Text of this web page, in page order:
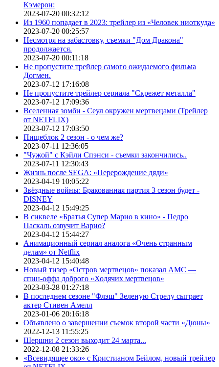
Кэмерон:
2023-07-20 00:32:12
Из 1960 попадает в 2023: трейлер из «Человек ниоткуда»
2023-07-20 00:25:57
Несмотря на забастовку, съемки "Дом Дракона"
продолжается.
2023-07-20 00:11:18
Не пропустите трейлер самого ожидаемого фильма
Догмен.
2023-07-12 17:16:08
Не пропустите трейлер сериала "Скрежет металла"
2023-07-12 17:09:36
Вселенная зомби - Сеул окружен мертвецами (Трейлер
от NETFLIX)
2023-07-12 17:03:50
Пищеблок 2 сезон - о чем же?
2023-07-11 12:36:05
"Чужой" с Кэйли Спэнси - съемки закончились..
2023-07-11 12:30:43
Жизнь после SEGA: «Перерождение дяди»
2023-04-19 10:05:22
Звёздные войны: Бракованная партия 3 сезон будет -
DISNEY
2023-04-12 15:49:25
В сиквеле «Братья Супер Марио в кино» - Педро
Паскаль озвучит Варио?
2023-04-12 15:44:27
Анимационный сериал аналога «Очень странным
делам» от Netflix
2023-04-12 15:40:48
Новый тизер «Остров мертвецов» показал АМС —
спин-оффа доброго «Ходячих мертвецов»
2023-03-28 01:27:18
В последнем сезоне "Флэш" Зеленую Стрелу сыграет
актер Стивен Амелл
2023-01-06 20:16:18
Объявлено о завершении съемок второй части «Дюны»
2022-12-13 11:55:25
Шершни 2 сезон выходит 24 марта...
2022-12-08 21:33:26
«Всевидящее око» с Кристианом Бейлом, новый трейлер